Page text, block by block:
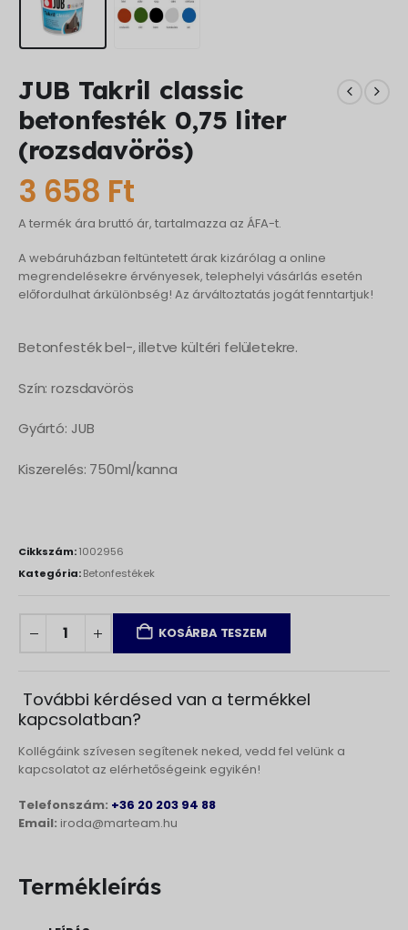
JUB Takril classic
betonfesték 0,75 liter
(rozsdavörös)
3 658 Ft
A termék ára bruttó ár, tartalmazza az ÁFA-t.
A webáruházban feltüntetett árak kizárólag a online
megrendelésekre érvényesek, telephelyi vásárlás esetén
előfordulhat árkülönbség! Az árváltoztatás jogát fenntartjuk!
Betonfesték bel-, illetve kültéri felületekre.
Szín: rozsdavörös
Gyártó: JUB
Kiszerelés: 750ml/kanna
Cikkszám:1002956
Kategória:Betonfestékek
KOSÁRBA TESZEM
További kérdésed van a termékkel
kapcsolatban?
Kollégáink szívesen segítenek neked, vedd fel velünk a
kapcsolatot az elérhetőségeink egyikén!
Telefonszám: +36 20 203 94 88
Email: iroda@marteam.hu
Termékleírás